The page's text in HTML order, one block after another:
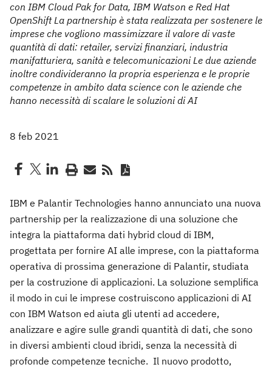
con IBM Cloud Pak for Data, IBM Watson e Red Hat
OpenShift La partnership è stata realizzata per sostenere le
imprese che vogliono massimizzare il valore di vaste
quantità di dati: retailer, servizi finanziari, industria
manifatturiera, sanità e telecomunicazioni Le due aziende
inoltre condivideranno la propria esperienza e le proprie
competenze in ambito data science con le aziende che
hanno necessità di scalare le soluzioni di AI
8 feb 2021
IBM e Palantir Technologies hanno annunciato una nuova
partnership per la realizzazione di una soluzione che
integra la piattaforma dati hybrid cloud di IBM,
progettata per fornire AI alle imprese, con la piattaforma
operativa di prossima generazione di Palantir, studiata
per la costruzione di applicazioni. La soluzione semplifica
il modo in cui le imprese costruiscono applicazioni di AI
con IBM Watson ed aiuta gli utenti ad accedere,
analizzare e agire sulle grandi quantità di dati, che sono
in diversi ambienti cloud ibridi, senza la necessità di
profonde competenze tecniche. Il nuovo prodotto,